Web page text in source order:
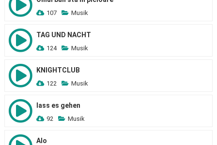
107 Musik
TAG UND NACHT
124 Musik
KNIGHTCLUB
122 Musik
lass es gehen
92 Musik
Alo